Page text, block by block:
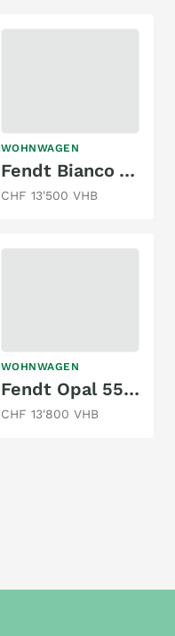
WOHNWAGEN
Fendt Bianco Activ 495 SFE
CHF 13'500 VHB
WOHNWAGEN
Fendt Opal 550 SG
CHF 13'800 VHB